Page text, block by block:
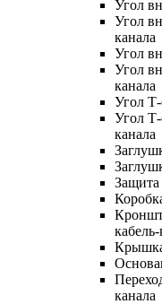
Угол
Угол
канала
Угол
Угол
канала
Угол Т-
Угол Т-
канала
Защита
Крышка
канала